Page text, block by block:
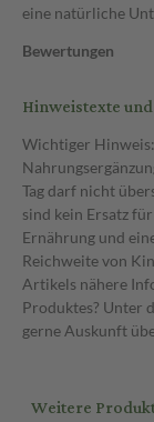
eine natürliche
Bewertungen
Hinweistexte
Wichtiger
Tag darf nicht
sind kein Ersatz
Ernährung und
Reichweite von
Artikels nähere
Produktes? Unter
gerne Auskunft
Weitere